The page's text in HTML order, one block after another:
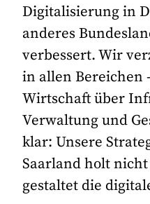
Digitalisierung in
anderes
verbessert. Wir
in allen Bereichen
Wirtschaft über
Verwaltung und
klar: Unsere
Saarland holt
gestaltet die